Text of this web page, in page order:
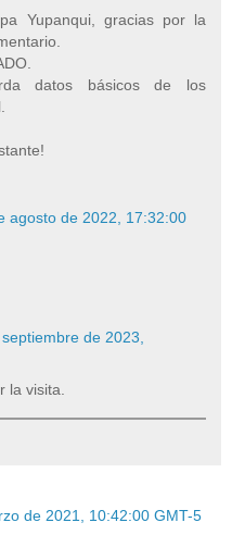
Yupanqui, gracias por la
datos básicos de los
agosto de 2022, 17:32:00
de 2023,
la visita.
de 2021, 10:42:00 GMT-5